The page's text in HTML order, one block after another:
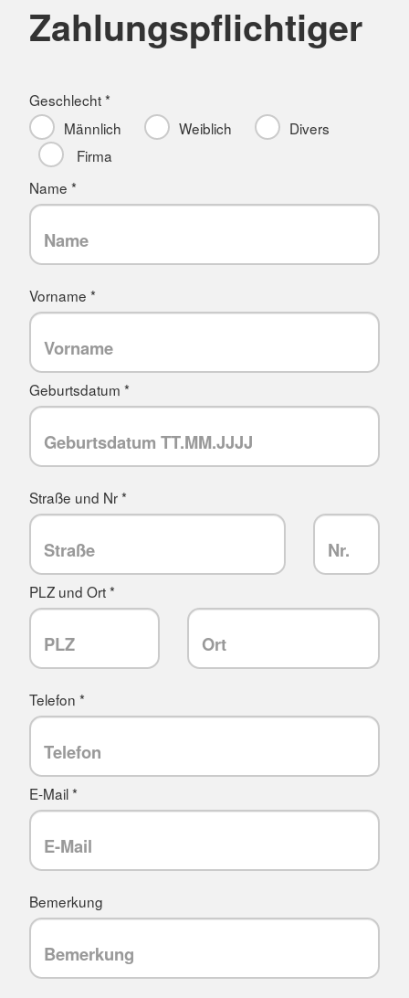
Zahlungspflichtiger
Geschlecht *
Männlich
Weiblich
Divers
Firma
Name *
Vorname *
Geburtsdatum *
Straße und Nr *
PLZ und Ort *
Telefon *
E-Mail *
Bemerkung